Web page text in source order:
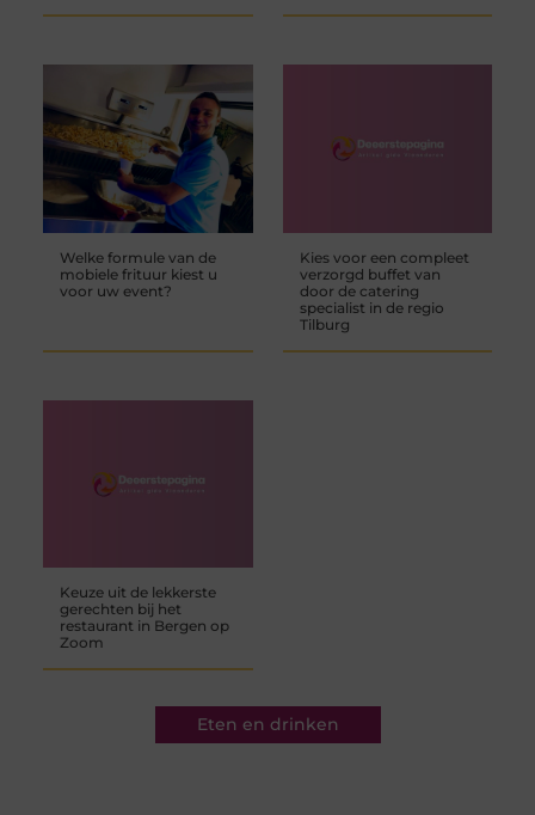
Welke formule van de
mobiele frituur kiest u
voor uw event?
Kies voor een compleet
verzorgd buffet van
door de catering
specialist in de regio
Tilburg
Keuze uit de lekkerste
gerechten bij het
restaurant in Bergen op
Zoom
Eten en drinken